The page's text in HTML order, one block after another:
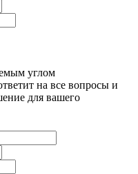
углом
на все вопросы и
для вашего